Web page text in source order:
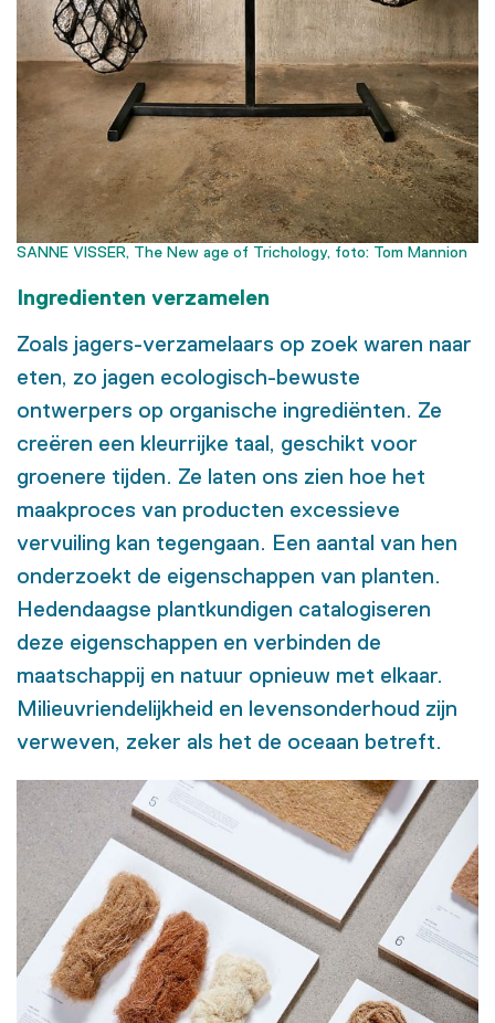
SANNE VISSER, The New age of Trichology, foto: Tom Mannion
Ingredienten verzamelen
Zoals jagers-verzamelaars op zoek waren naar
eten, zo jagen ecologisch-bewuste
ontwerpers op organische ingrediënten. Ze
creëren een kleurrijke taal, geschikt voor
groenere tijden. Ze laten ons zien hoe het
maakproces van producten excessieve
vervuiling kan tegengaan. Een aantal van hen
onderzoekt de eigenschappen van planten.
Hedendaagse plantkundigen catalogiseren
deze eigenschappen en verbinden de
maatschappij en natuur opnieuw met elkaar.
Milieuvriendelijkheid en levensonderhoud zijn
verweven, zeker als het de oceaan betreft.